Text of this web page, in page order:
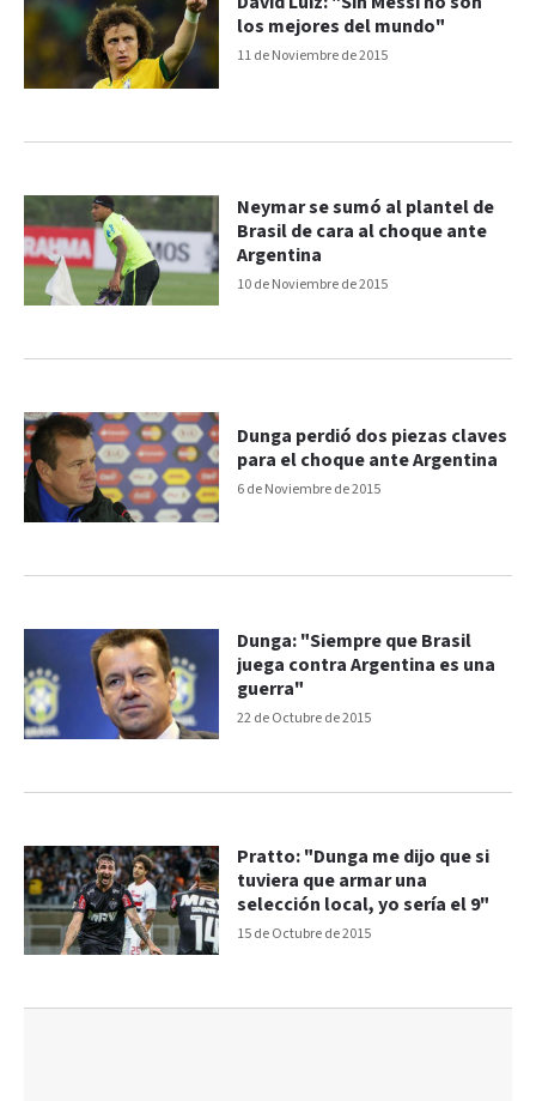
11 de Noviembre de 2015
los mejores del mundo"
10 de Noviembre de 2015
Neymar se sumó al plantel de
Brasil de cara al choque ante
Argentina
6 de Noviembre de 2015
Dunga perdió dos piezas claves
para el choque ante Argentina
22 de Octubre de 2015
Dunga: "Siempre que Brasil
juega contra Argentina es una
guerra"
15 de Octubre de 2015
Pratto: "Dunga me dijo que si
tuviera que armar una
selección local, yo sería el 9"